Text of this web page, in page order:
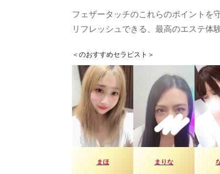
フェザータッチのこれらのポイントを
リフレッシュできる、最高のエステ体
＜のおすすめセラピスト＞
まほ まりな